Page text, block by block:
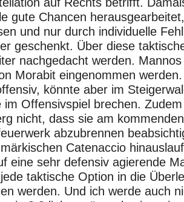
gute Chancen
und nur durch individuelle
geschenkt. Über diese
nachgedacht werden.
Morabit eingenommen
könnte aber im
im Offensivspiel brechen.
nicht, dass sie am
abzubrennen
Catenaccio
eine sehr defensiv agierende
taktische Option in die
werden. Und ich werde auch